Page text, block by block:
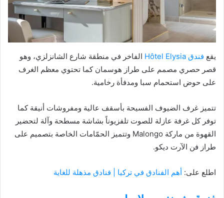
يقع فندق Hôtel Elysia
الفاخر في منطقة شارع الشانزلزي، وهو
قصر حصري مصمم على طراز هوسمان كما تحتوي معظم الغرف
على حوض استحمام سبا ومدفأة رخامية.
تتميز غرف الضيوف الفسيحة بأسقف عالية ومفروشات أنيقة كما
توفر كل غرفة عازلة للصوت تلفزيوناً بشاشة مسطحة وآلة لتحضير
القهوة من ماركة Malongo وتتميز الحمّامات الخاصة بتصميم على
طراز فن الآرت ديكو.
اطلع على: أهم الفنادق في تركيا | فنادق مذهلة للغاية